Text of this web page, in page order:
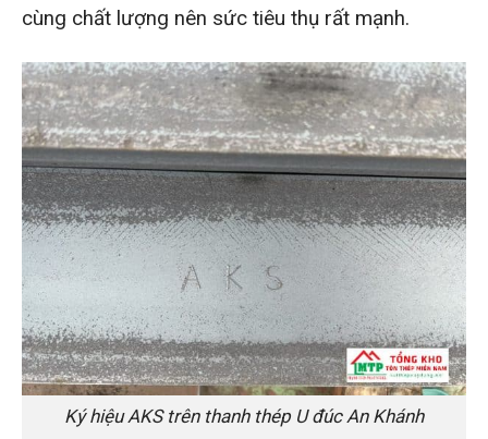
cùng chất lượng nên sức tiêu thụ rất mạnh.
Ký hiệu AKS trên thanh thép U đúc An Khánh